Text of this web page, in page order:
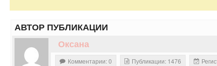
АВТОР ПУБЛИКАЦИИ
Оксана
Комментарии: 0 Публикации: 1476